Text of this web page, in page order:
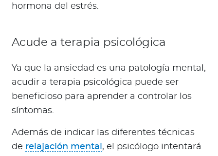
hormona del estrés.
Acude a terapia psicológica
Ya que la ansiedad es una patología mental,
acudir a terapia psicológica puede ser
beneficioso para aprender a controlar los
síntomas.
Además de indicar las diferentes técnicas
de relajación mental , el psicólogo intentará